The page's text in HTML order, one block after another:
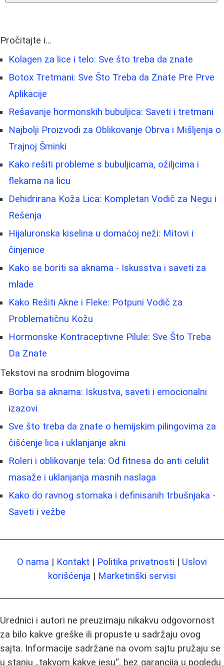
Pročitajte i...
Kolagen za lice i telo: Sve što treba da znate
Botox Tretmani: Sve Što Treba da Znate Pre Prve
Aplikacije
Rešavanje hormonskih bubuljica: Saveti i tretmani
Najbolji Proizvodi za Oblikovanje Obrva i Mišljenja o
Trajnoj Šminki
Kako rešiti probleme s bubuljicama, ožiljcima i
flekama na licu
Dehidrirana Koža Lica: Kompletan Vodič za Negu i
Rešenja
Hijaluronska kiselina u domaćoj neži: Mitovi i
činjenice
Kako se boriti sa aknama - Iskusstva i saveti za
mlade
Kako Rešiti Akne i Fleke: Potpuni Vodič za
Problematičnu Kožu
Hormonske Kontraceptivne Pilule: Sve Što Treba
Da Znate
Tekstovi na srodnim blogovima
Borba sa aknama: Iskustva, saveti i emocionalni
izazovi
Sve što treba da znate o hemijskim pilingovima za
čišćenje lica i uklanjanje akni
Roleri i oblikovanje tela: Od fitnesa do anti celulit
masaže i uklanjanja masnih naslaga
Kako do ravnog stomaka i definisanih trbušnjaka -
Saveti i vežbe
O nama | Kontakt | Politika privatnosti | Uslovi
korišćenja | Marketinški servisi
Urednici i autori ne preuzimaju nikakvu odgovornost
za bilo kakve greške ili propuste u sadržaju ovog
sajta. Informacije sadržane na ovom sajtu pružaju se
u stanju „takvom kakve jesu“, bez garancija u pogledu